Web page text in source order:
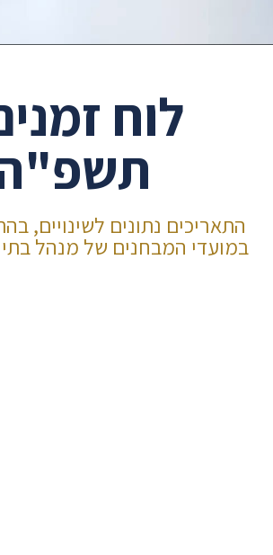
לוח
התאריכים נתונים לשינויים,
במועדי המבחנים של מנהל בתי